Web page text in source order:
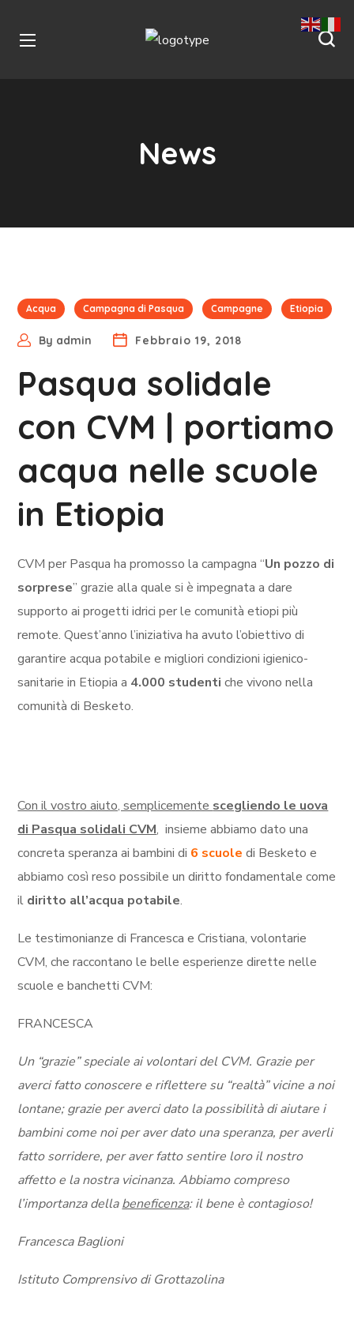
News
Acqua Campagna di Pasqua Campagne Etiopia
By admin Febbraio 19, 2018
Pasqua solidale
con CVM | portiamo
acqua nelle scuole
in Etiopia
CVM per Pasqua ha promosso la campagna “Un pozzo di
sorprese” grazie alla quale si è impegnata a dare
supporto ai progetti idrici per le comunità etiopi più
remote. Quest’anno l’iniziativa ha avuto l’obiettivo di
garantire acqua potabile e migliori condizioni igienico-
sanitarie in Etiopia a 4.000 studenti che vivono nella
comunità di Besketo.
Con il vostro aiuto, semplicemente scegliendo le uova
di Pasqua solidali CVM, insieme abbiamo dato una
concreta speranza ai bambini di 6 scuole di Besketo e
abbiamo così reso possibile un diritto fondamentale come
il diritto all’acqua potabile.
Le testimonianze di Francesca e Cristiana, volontarie
CVM, che raccontano le belle esperienze dirette nelle
scuole e banchetti CVM:
FRANCESCA
Un “grazie” speciale ai volontari del CVM. Grazie per
averci fatto conoscere e riflettere su “realtà” vicine a noi
lontane; grazie per averci dato la possibilità di aiutare i
bambini come noi per aver dato una speranza, per averli
fatto sorridere, per aver fatto sentire loro il nostro
affetto e la nostra vicinanza. Abbiamo compreso
l’importanza dellabeneficenza: il bene è contagioso!
Francesca Baglioni
Istituto Comprensivo di Grottazolina